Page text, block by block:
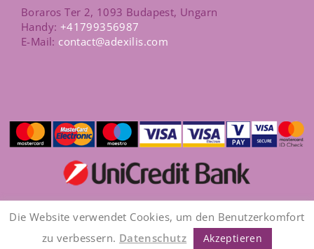
Boraros Ter 2, 1093 Budapest, Ungarn
Handy: +41799356987
E-Mail: contact@adexilis.com
Copyright © 2026 - ADEXILIS Service Kft. | Alle Rechte
vorbehalten.
Die Website verwendet Cookies, um den Benutzerkomfort
zu verbessern. Datenschutz Akzeptieren